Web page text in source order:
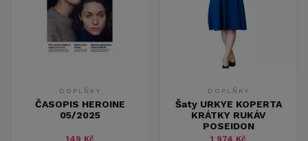
DOPLŇKY
ČASOPIS HEROINE
05/2025
149 Kč
DOPLŇKY
Šaty URKYE KOPERTA
KRÁTKY RUKÁV
POSEIDON
1 974 Kč